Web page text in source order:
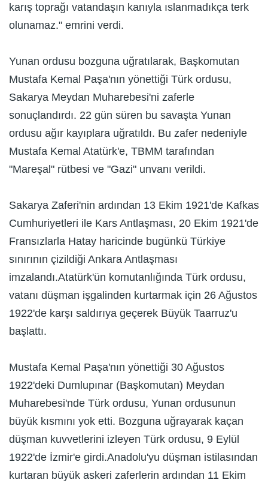
karış toprağı vatandaşın kanıyla ıslanmadıkça terk
olunamaz." emrini verdi.
Yunan ordusu bozguna uğratılarak, Başkomutan
Mustafa Kemal Paşa'nın yönettiği Türk ordusu,
Sakarya Meydan Muharebesi'ni zaferle
sonuçlandırdı. 22 gün süren bu savaşta Yunan
ordusu ağır kayıplara uğratıldı. Bu zafer nedeniyle
Mustafa Kemal Atatürk'e, TBMM tarafından
"Mareşal" rütbesi ve "Gazi" unvanı verildi.
Sakarya Zaferi'nin ardından 13 Ekim 1921'de Kafkas
Cumhuriyetleri ile Kars Antlaşması, 20 Ekim 1921'de
Fransızlarla Hatay haricinde bugünkü Türkiye
sınırının çizildiği Ankara Antlaşması
imzalandı.Atatürk'ün komutanlığında Türk ordusu,
vatanı düşman işgalinden kurtarmak için 26 Ağustos
1922'de karşı saldırıya geçerek Büyük Taarruz'u
başlattı.
Mustafa Kemal Paşa'nın yönettiği 30 Ağustos
1922'deki Dumlupınar (Başkomutan) Meydan
Muharebesi'nde Türk ordusu, Yunan ordusunun
büyük kısmını yok etti. Bozguna uğrayarak kaçan
düşman kuvvetlerini izleyen Türk ordusu, 9 Eylül
1922'de İzmir'e girdi.Anadolu'yu düşman istilasından
kurtaran büyük askeri zaferlerin ardından 11 Ekim